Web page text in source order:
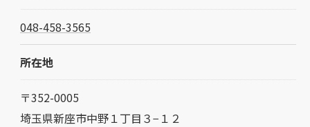
048-458-3565
所在地
〒352-0005
埼玉県新座市中野１丁目３−１２